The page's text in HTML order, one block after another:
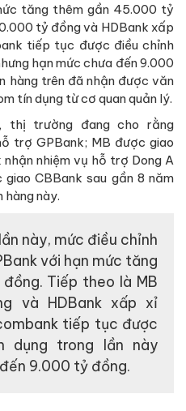
tăng thêm gần 45.000 tỷ
tỷ đồng và HDBank xấp
tiếp tục được điều chỉnh
hạn mức chưa đến 9.000
hàng trên đã nhận được văn
tín dụng từ cơ quan quản lý.
thị trường đang cho rằng
trợ GPBank; MB được giao
nhiệm vụ hỗ trợ Dong A
CBBank sau gần 8 năm
hàng này.
này, mức điều chỉnh
với hạn mức tăng
Tiếp theo là MB
và HDBank xấp xỉ
tiếp tục được
dụng trong lần này
9.000 tỷ đồng.